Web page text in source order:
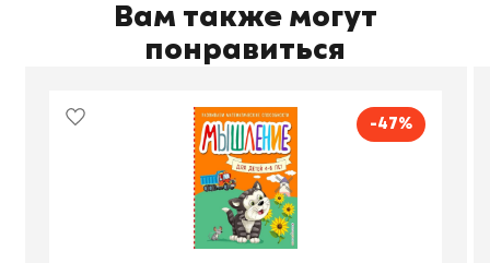
Вам также могут
понравиться
-47%